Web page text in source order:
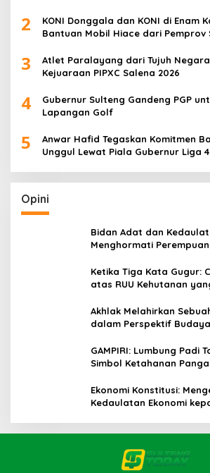
2
KONI Donggala dan KONI di Enam
Bantuan Mobil Hiace dari Pemprov
3
Atlet Paralayang dari Tujuh
Kejuaraan PIPXC Salena 2026
4
Gubernur Sulteng Gandeng PGP
Lapangan Golf
5
Anwar Hafid Tegaskan Komitmen
Unggul Lewat Piala Gubernur Liga 4
Opini
Bidan Adat dan
Menghormati
Ketika Tiga Kata Gugur:
atas RUU Kehutanan
Akhlak Melahirkan
dalam Perspektif
GAMPIRI: Lumbung Padi
Simbol Ketahanan
Ekonomi Konstitusi:
Kedaulatan Ekonomi